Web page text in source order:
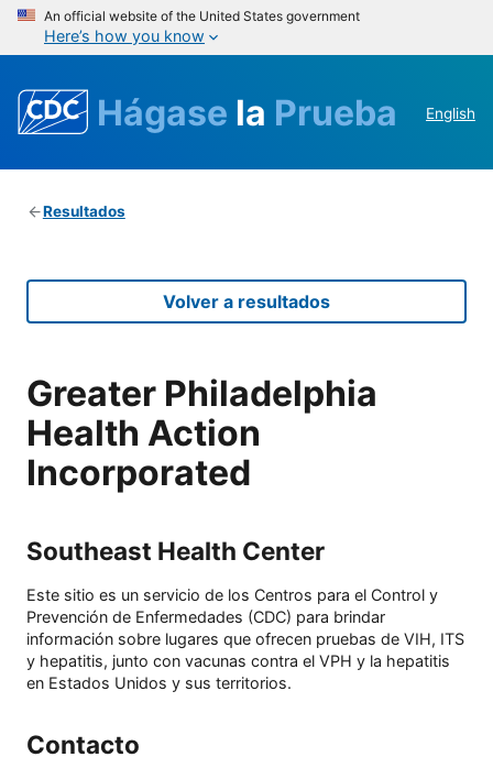
An official website of the United States government
Here’s how you know
Hágase la Prueba English
Resultados
Volver a resultados
Greater Philadelphia
Health Action
Incorporated
Southeast Health Center
Este sitio es un servicio de los Centros para el Control y
Prevención de Enfermedades (CDC) para brindar
información sobre lugares que ofrecen pruebas de VIH, ITS
y hepatitis, junto con vacunas contra el VPH y la hepatitis
en Estados Unidos y sus territorios.
Contacto